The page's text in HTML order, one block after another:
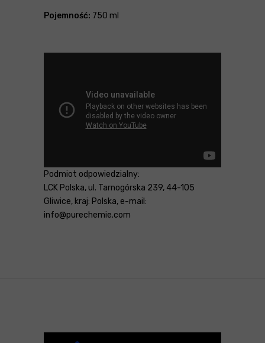
Pojemność: 750 ml
Podmiot odpowiedzialny:
LCK Polska, ul. Tarnogórska 239, 44-105
Gliwice, kraj: Polska, e-mail:
info@purechemie.com